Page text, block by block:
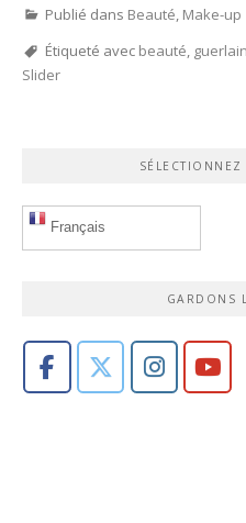
Publié dans Beauté, Make-up
Étiqueté avec beauté, guerlain
Slider
Français
GARDONS